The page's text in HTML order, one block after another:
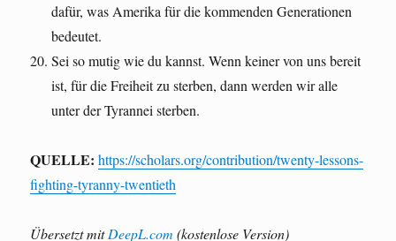
dafür, was Amerika für die kommenden Generationen
bedeutet.
Sei so mutig wie du kannst. Wenn keiner von uns bereit
ist, für die Freiheit zu sterben, dann werden wir alle
unter der Tyrannei sterben.
QUELLE: https://scholars.org/contribution/twenty-lessons-
fighting-tyranny-twentieth
Übersetzt mitDeepL.com (kostenlose Version)